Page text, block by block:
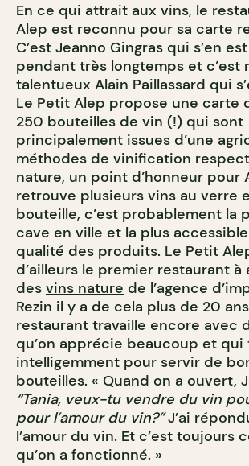
En ce qui attrait aux vins, le
Alep est reconnu pour sa carte
C’est Jeanno Gingras qui s’en
pendant très longtemps et c’est
talentueux Alain Paillassard qui
Le Petit Alep propose une carte
250 bouteilles de vin (!) qui sont
principalement issues d’une
méthodes de vinification
nature, un point d’honneur pour
retrouve plusieurs vins au verre
bouteille, c’est probablement la
cave en ville et la plus
qualité des produits. Le Petit
d’ailleurs le premier restaurant
des vins nature de l’agence
Rezin il y a de cela plus de 20
restaurant travaille encore avec
qu’on apprécie beaucoup et qui
intelligemment pour servir de
bouteilles. « Quand on a ouvert,
“Tania, veux-tu vendre du vin
pour l’amour du vin?”J’ai
l’amour du vin. Et c’est toujours
qu’on a fonctionné. »